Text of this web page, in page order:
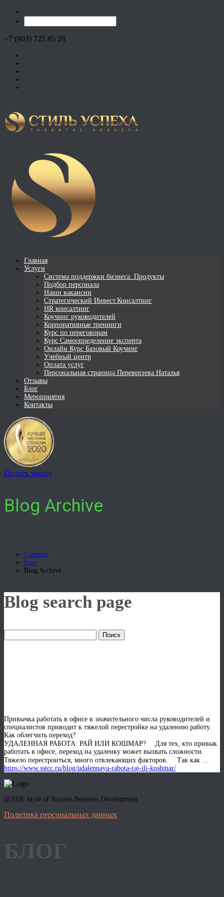
+7 (903) 725 85 28
Главная
Услуги
Система поддержки бизнеса. Продукты
Подбор персонала
Наши вакансии
Стратегический Инвест.Консалтинг
HR консалтинг
Коучинг руководителей
Корпоративные тренинги
Курс по переговорам
Курс Самоопределение эксперта
Онлайн Курс Базовый Коучинг
Учебный центр
Оплата услуг
Персональная страница Переверзева Наталья
Отзывы
Блог
Мероприятия
Контакты
Подать заявку
Blog Archive
Главная
Блог
Blog Archive
Blog search page
Привычка работать в офисе в значительного числа руководителей и
специалистов приводит к тяжелой перестройке на удалению работу.
Как облегчить переход?
УДАЛЕННАЯ РАБОТА: РАЙ ИЛИ КОШМАР? ⠀ Для тех, кто привык
работать в офисе, переход на удаленку может вызвать сложности.
Тяжело перестроиться, много отвлекающих факторов. ⠀ Так как …
https://www.sstcc.ru/blog/udalennaya-rabota-raj-ili-koshmar/
@2026 Style of Success.Business Development
Политика персональных данных
БЛОГ